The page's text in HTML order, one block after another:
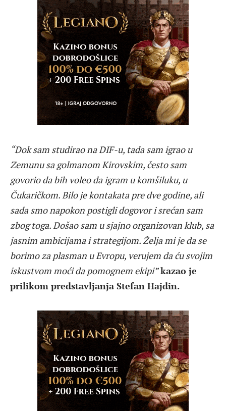
“Dok sam studirao na DIF-u, tada sam igrao u
Zemunu sa golmanom Kirovskim, često sam
govorio da bih voleo da igram u komšiluku, u
Čukaričkom. Bilo je kontakata pre dve godine, ali
sada smo napokon postigli dogovor i srećan sam
zbog toga. Došao sam u sjajno organizovan klub, sa
jasnim ambicijama i strategijom. Želja mi je da se
borimo za plasman u Evropu, verujem da ću svojim
iskustvom moći da pomognem ekipi”kazao je
prilikom predstavljanja Stefan Hajdin.